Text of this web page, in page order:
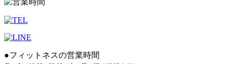
●フィットネスの営業時間